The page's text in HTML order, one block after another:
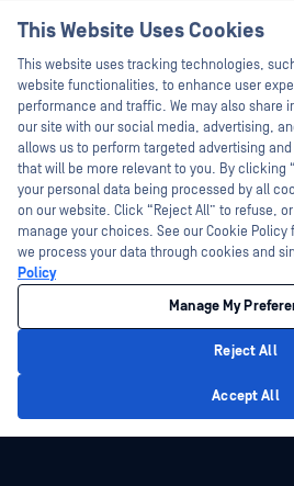
Műszaki dokumentáció
Képzések
Biztonsági sebezhetőségi program
Partnerek
Tanúsítvány
Technológiai partnerek
Channel partner program
©2026 OPSWAT . Minden jog fenntartva. OPSWAT,
MetaAccess, az OPSWAT , Trust no File. Trust No
World's Critical Infrastructure, Deep CDR™
DFI, RetroHunt, Deep File Inspection és Join the
harmadik felek védjegyei a megfelelő
Cookie
This Website Uses Cookies
This website uses tracking technologies,
website functionalities, to enhance user
performance and traffic. We may also share
our site with our social media, advertising,
allows us to perform targeted advertising
that will be more relevant to you. By clicking
your personal data being processed by all
on our website. Click “Reject All” to refuse,
manage your choices. See our Cookie
we process your data through cookies and
Policy
Manage My
Reject All
Accept All
Hey there!
I'm Ozzy, your
How can I help
today?